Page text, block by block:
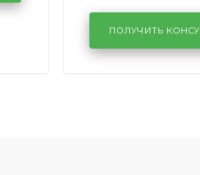
лобового
районе
Volkswagen
ПОЛУЧИТЬ